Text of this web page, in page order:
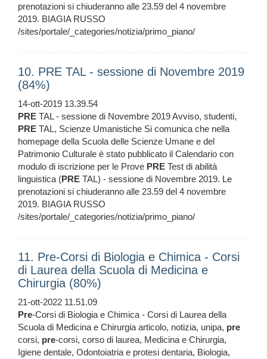
prenotazioni si chiuderanno alle 23.59 del 4 novembre
2019. BIAGIA RUSSO
/sites/portale/_categories/notizia/primo_piano/
10. PRE TAL - sessione di Novembre 2019
(84%)
14-ott-2019 13.39.54
PRE TAL - sessione di Novembre 2019 Avviso, studenti,
PRE TAL, Scienze Umanistiche Si comunica che nella
homepage della Scuola delle Scienze Umane e del
Patrimonio Culturale è stato pubblicato il Calendario con
modulo di iscrizione per le Prove PRE Test di abilità
linguistica (PRE TAL) - sessione di Novembre 2019. Le
prenotazioni si chiuderanno alle 23.59 del 4 novembre
2019. BIAGIA RUSSO
/sites/portale/_categories/notizia/primo_piano/
11. Pre-Corsi di Biologia e Chimica - Corsi
di Laurea della Scuola di Medicina e
Chirurgia (80%)
21-ott-2022 11.51.09
Pre-Corsi di Biologia e Chimica - Corsi di Laurea della
Scuola di Medicina e Chirurgia articolo, notizia, unipa, pre
corsi, pre-corsi, corso di laurea, Medicina e Chirurgia,
Igiene dentale, Odontoiatria e protesi dentaria, Biologia,